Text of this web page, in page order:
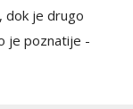
dok je drugo
je poznatije -